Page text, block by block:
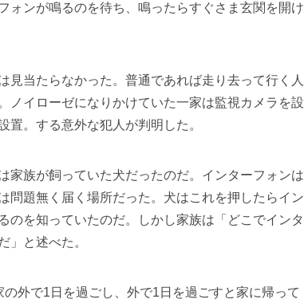
ォンが鳴るのを待ち、鳴ったらすぐさま玄関を開け
見当たらなかった。普通であれば走り去って行く人
ノイローゼになりかけていた一家は監視カメラを設
置。する意外な犯人が判明した。
家族が飼っていた犬だったのだ。インターフォンは
問題無く届く場所だった。犬はこれを押したらイン
のを知っていたのだ。しかし家族は「どこでインタ
」と述べた。
外で1日を過ごし、外で1日を過ごすと家に帰って